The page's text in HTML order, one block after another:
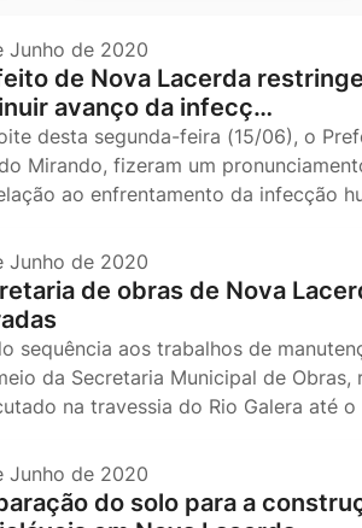
Junho de 2020
de Nova Lacerda
avanço da infecç…
desta segunda-feira (15/06), o
Mirando, fizeram um
ao enfrentamento da infecção
Junho de 2020
de obras de Nova
sequência aos trabalhos de
da Secretaria Municipal de
na travessia do Rio Galera até
Junho de 2020
do solo para a